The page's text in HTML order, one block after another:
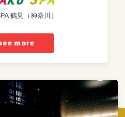
鶴見（神奈川）
more